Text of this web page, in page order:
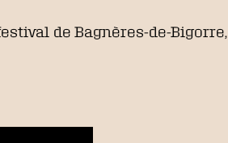
de Bagnères-de-Bigorre,